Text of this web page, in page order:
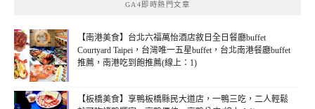
GA4即時熱門文章
【南港美食】台北六福萬怡酒店敘日全日餐廳buffet
Courtyard Taipei，台灣唯一五星buffet，台北南港餐廳buffet
推薦，南港吃到飽推薦(線上：1)
【板橋美食】享鴨板橋縣民大道店，一鴨三吃，二人輕鬆